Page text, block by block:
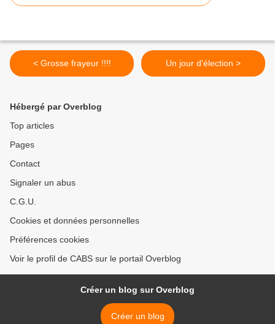
< Grosse frayeur !!!! Un jour d'élection >
Hébergé par Overblog
Top articles
Pages
Contact
Signaler un abus
C.G.U.
Cookies et données personnelles
Préférences cookies
Voir le profil de CABS sur le portail Overblog
Créer un blog sur Overblog
Créer un blog